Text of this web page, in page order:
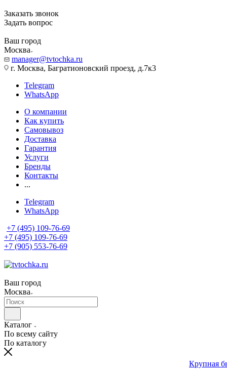
Заказать звонок
Задать вопрос
Ваш город
Москва
manager@tvtochka.ru
г. Москва, Багратионовский проезд, д.7к3
Telegram
WhatsApp
О компании
Как купить
Самовывоз
Доставка
Гарантия
Услуги
Бренды
Контакты
...
Telegram
WhatsApp
+7 (495) 109-76-69
+7 (495) 109-76-69
+7 (905) 553-76-69
Ваш город
Москва
Каталог
По всему сайту
По каталогу
Крупная